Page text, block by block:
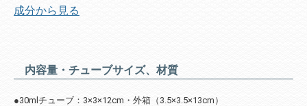
成分から見る
内容量・チューブサイズ、材質
●30mlチューブ：3×3×12cm・外箱（3.5×3.5×13cm）